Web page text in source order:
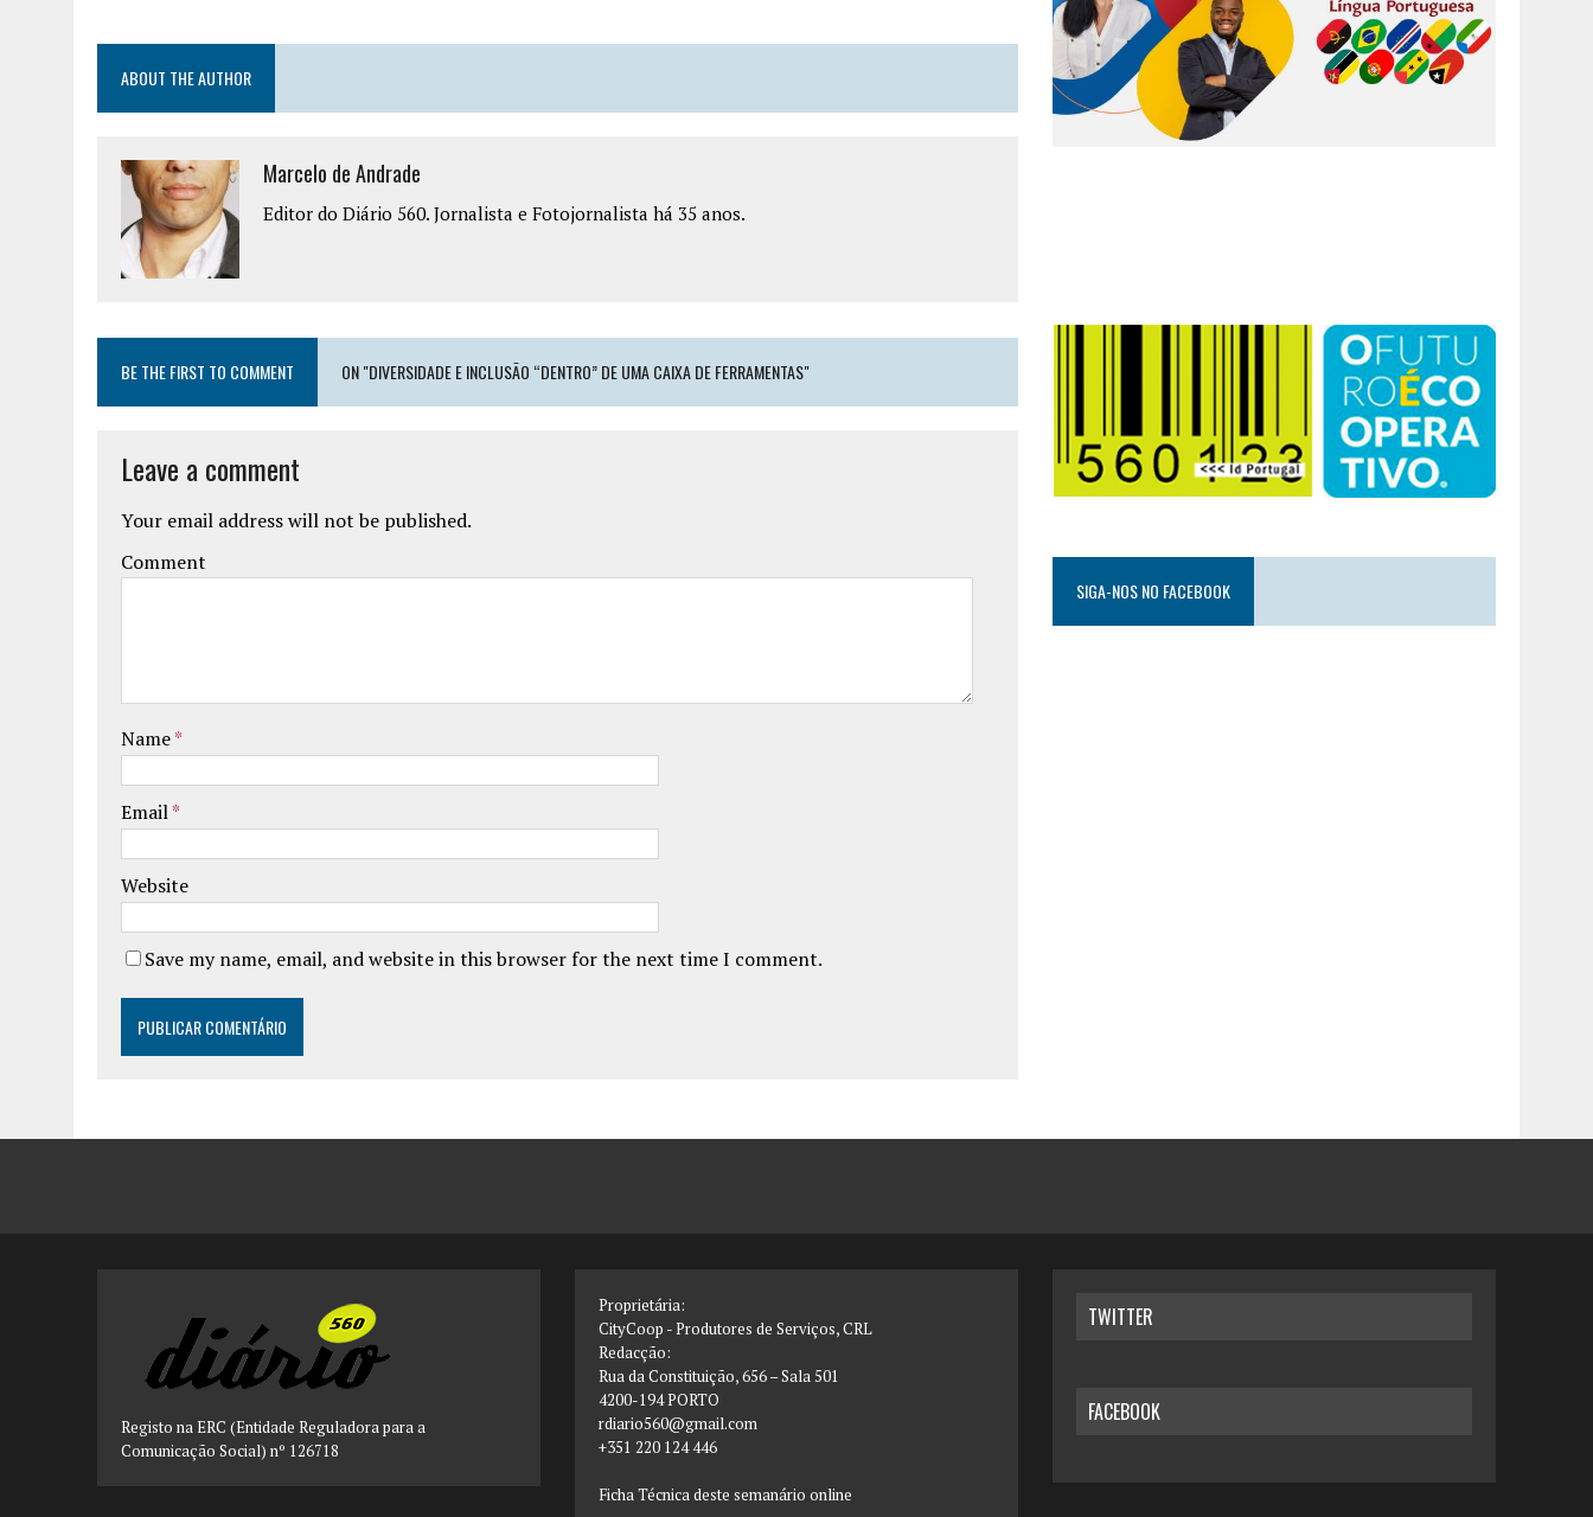
ABOUT THE AUTHOR
Marcelo de Andrade
Editor do Diário 560. Jornalista e Fotojornalista há 35 anos.
BE THE FIRST TO COMMENT ON "DIVERSIDADE E INCLUSÃO “DENTRO” DE UMA CAIXA DE FERRAMENTAS"
Leave a comment
Your email address will not be published.
Comment
Name*
Email*
Website
Save my name, email, and website in this browser for the next time I comment.
SIGA-NOS NO FACEBOOK
Registo na ERC (Entidade Reguladora para a
Comunicação Social) nº 126718
Proprietária:
CityCoop - Produtores de Serviços, CRL
Redacção:
Rua da Constituição, 656 – Sala 501
4200-194 PORTO
rdiario560@gmail.com
+351 220 124 446
Ficha Técnica deste semanário online
TWITTER
FACEBOOK